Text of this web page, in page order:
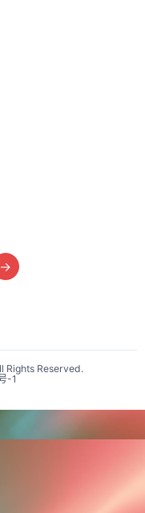
→
Rights Reserved.
-1